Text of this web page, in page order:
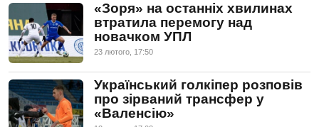
«Зоря» на останніх хвилинах
втратила перемогу над
новачком УПЛ
23 лютого, 17:50
Український голкіпер розповів
про зірваний трансфер у
«Валенсію»